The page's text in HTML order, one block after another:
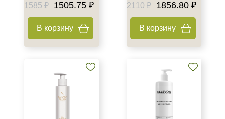
Показать еще
1585 ₽
1505.75 ₽
В корзину
2110 ₽
1856.80 ₽
В корзину